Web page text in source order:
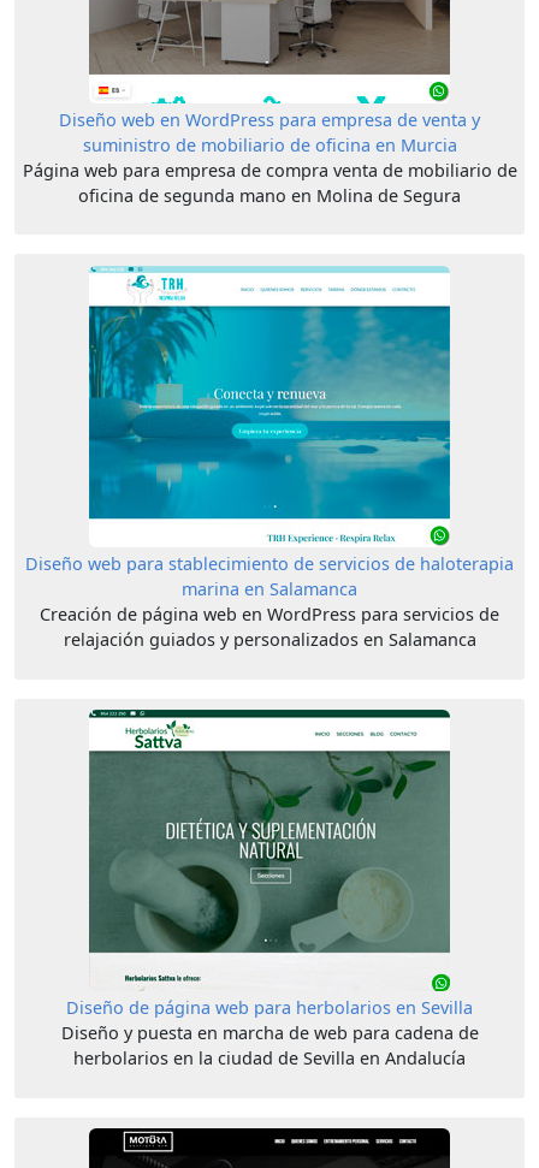
Diseño web en WordPress para empresa de venta y
suministro de mobiliario de oficina en Murcia
Página web para empresa de compra venta de mobiliario de
oficina de segunda mano en Molina de Segura
Diseño web para stablecimiento de servicios de haloterapia
marina en Salamanca
Creación de página web en WordPress para servicios de
relajación guiados y personalizados en Salamanca
Diseño de página web para herbolarios en Sevilla
Diseño y puesta en marcha de web para cadena de
herbolarios en la ciudad de Sevilla en Andalucía